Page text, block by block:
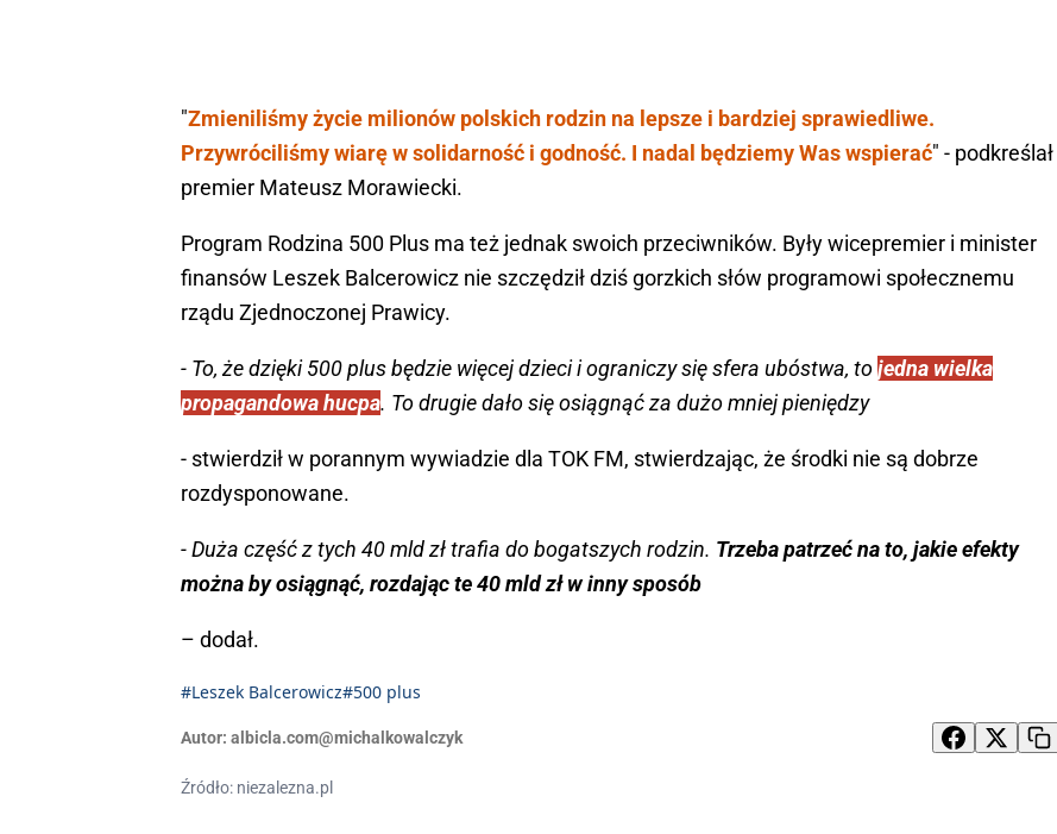
"Zmieniliśmy życie milionów polskich rodzin na lepsze i bardziej sprawiedliwe.
Przywróciliśmy wiarę w solidarność i godność. I nadal będziemy Was wspierać" - podkreślał
premier Mateusz Morawiecki.
Program Rodzina 500 Plus ma też jednak swoich przeciwników. Były wicepremier i minister
finansów Leszek Balcerowicz nie szczędził dziś gorzkich słów programowi społecznemu
rządu Zjednoczonej Prawicy.
- To, że dzięki 500 plus będzie więcej dzieci i ograniczy się sfera ubóstwa, tojedna wielka
propagandowa hucpa. To drugie dało się osiągnąć za dużo mniej pieniędzy
- stwierdził w porannym wywiadzie dla TOK FM, stwierdzając, że środki nie są dobrze
rozdysponowane.
- Duża część z tych 40 mld zł trafia do bogatszych rodzin. Trzeba patrzeć na to, jakie efekty
można by osiągnąć, rozdając te 40 mld zł w inny sposób
– dodał.
#Leszek Balcerowicz#500 plus
Autor: albicla.com@michalkowalczyk
Źródło: niezalezna.pl